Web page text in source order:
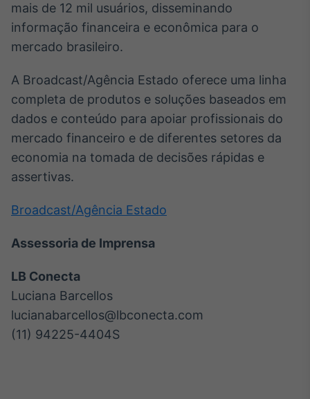
mais de 12 mil usuários, disseminando
informação financeira e econômica para o
mercado brasileiro.
A Broadcast/Agência Estado oferece uma linha
completa de produtos e soluções baseados em
dados e conteúdo para apoiar profissionais do
mercado financeiro e de diferentes setores da
economia na tomada de decisões rápidas e
assertivas.
Broadcast/Agência Estado
Assessoria de Imprensa
LB Conecta
Luciana Barcellos
lucianabarcellos@lbconecta.com
(11) 94225-4404S